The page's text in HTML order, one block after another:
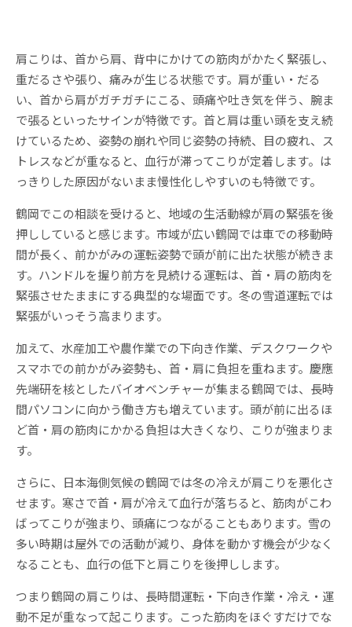
肩こりは、首から肩、背中にかけての筋肉がかたく緊張し、
重だるさや張り、痛みが生じる状態です。肩が重い・だる
い、首から肩がガチガチにこる、頭痛や吐き気を伴う、腕ま
で張るといったサインが特徴です。首と肩は重い頭を支え続
けているため、姿勢の崩れや同じ姿勢の持続、目の疲れ、ス
トレスなどが重なると、血行が滞ってこりが定着します。は
っきりした原因がないまま慢性化しやすいのも特徴です。
鶴岡でこの相談を受けると、地域の生活動線が肩の緊張を後
押ししていると感じます。市域が広い鶴岡では車での移動時
間が長く、前かがみの運転姿勢で頭が前に出た状態が続きま
す。ハンドルを握り前方を見続ける運転は、首・肩の筋肉を
緊張させたままにする典型的な場面です。冬の雪道運転では
緊張がいっそう高まります。
加えて、水産加工や農作業での下向き作業、デスクワークや
スマホでの前かがみ姿勢も、首・肩に負担を重ねます。慶應
先端研を核としたバイオベンチャーが集まる鶴岡では、長時
間パソコンに向かう働き方も増えています。頭が前に出るほ
ど首・肩の筋肉にかかる負担は大きくなり、こりが強まりま
す。
さらに、日本海側気候の鶴岡では冬の冷えが肩こりを悪化さ
せます。寒さで首・肩が冷えて血行が落ちると、筋肉がこわ
ばってこりが強まり、頭痛につながることもあります。雪の
多い時期は屋外での活動が減り、身体を動かす機会が少なく
なることも、血行の低下と肩こりを後押しします。
つまり鶴岡の肩こりは、長時間運転・下向き作業・冷え・運
動不足が重なって起こります。こった筋肉をほぐすだけでな